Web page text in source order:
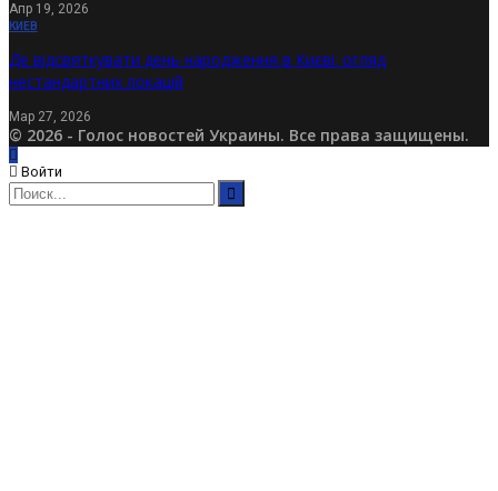
Апр 19, 2026
КИЕВ
Де відсвяткувати день народження в Києві: огляд
нестандартних локацій
Мар 27, 2026
© 2026 - Голос новостей Украины. Все права защищены.
Войти